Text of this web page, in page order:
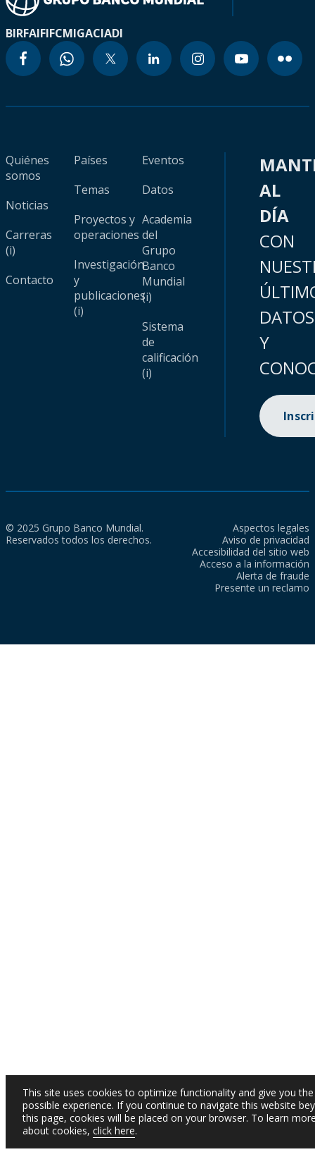
BIRFAIFIFCMIGACIADI
Quiénes
somos
Noticias
Carreras
(i)
Contacto
Países
Temas
Proyectos y
operaciones
Investigación
y
publicaciones
(i)
Eventos
Datos
Academia
del
Grupo
Banco
Mundial
(i)
Sistema
de
calificación
(i)
AL
DÍA
CON
DATOS
Y
© 2025 Grupo Banco Mundial.
Reservados todos los derechos.
Aspectos legales
Aviso de privacidad
Accesibilidad del sitio web
Acceso a la información
Alerta de fraude
Presente un reclamo
This site uses cookies to optimize functionality and give you
possible experience. If you continue to navigate this website
this page, cookies will be placed on your browser. To learn
about cookies, click here.